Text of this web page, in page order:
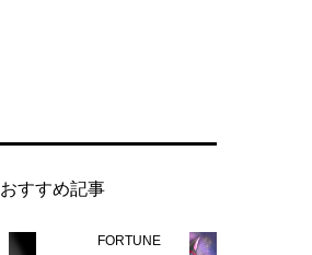
おすすめ記事
FORTUNE